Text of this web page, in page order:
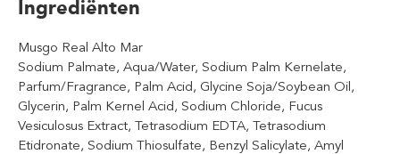
Ingrediënten
Musgo Real Alto Mar
Sodium Palmate, Aqua/Water, Sodium Palm Kernelate,
Parfum/Fragrance, Palm Acid, Glycine Soja/Soybean Oil,
Glycerin, Palm Kernel Acid, Sodium Chloride, Fucus
Vesiculosus Extract, Tetrasodium EDTA, Tetrasodium
Etidronate, Sodium Thiosulfate, Benzyl Salicylate, Amyl